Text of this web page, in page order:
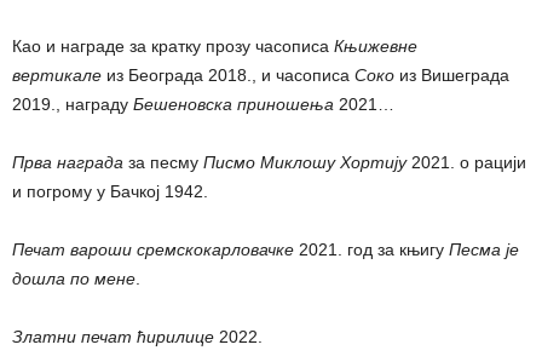
Као и награде за кратку прозу часописа Књижевне
вертикале из Београда 2018., и часописа Соко из Вишеграда
2019., награду Бешеновска приношења 2021…
Прва награда за песму Писмо Миклошу Хортију2021. о рацији
и погрому у Бачкој 1942.
Печат вароши сремскокарловачке 2021. год за књигу Песма је
дошла по мене.
Златни печат ћирилице 2022.